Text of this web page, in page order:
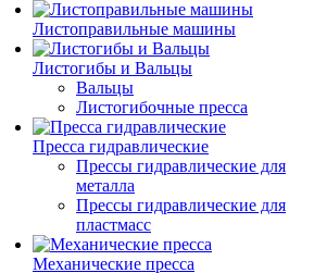
Листоправильные машины
Листогибы и Вальцы
Вальцы
Листогибочные пресса
Пресса гидравлические
Прессы гидравлические для
металла
Прессы гидравлические для
пластмасс
Механические пресса